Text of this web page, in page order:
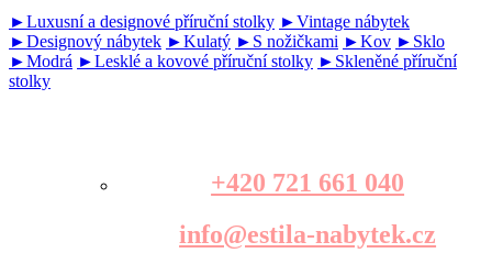
►Luxusní a designové příruční stolky ►Vintage nábytek
►Designový nábytek ►Kulatý ►S nožičkami ►Kov ►Sklo
►Modrá ►Lesklé a kovové příruční stolky ►Skleněné příruční
stolky
+420 721 661 040
info@estila-nabytek.cz